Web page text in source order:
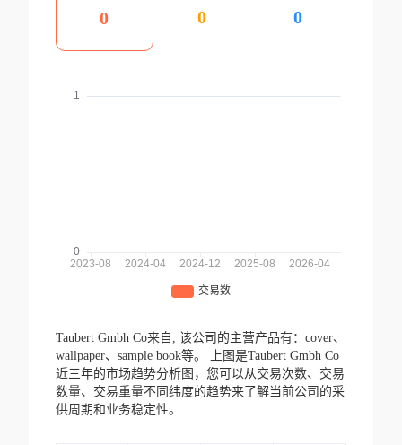
0 0 0
Taubert Gmbh Co来自, 该公司的主营产品有：cover、
wallpaper、sample book等。
上图是Taubert Gmbh Co
近三年的市场趋势分析图，您可以从交易次数、交易
数量、交易重量不同纬度的趋势来了解当前公司的采
供周期和业务稳定性。